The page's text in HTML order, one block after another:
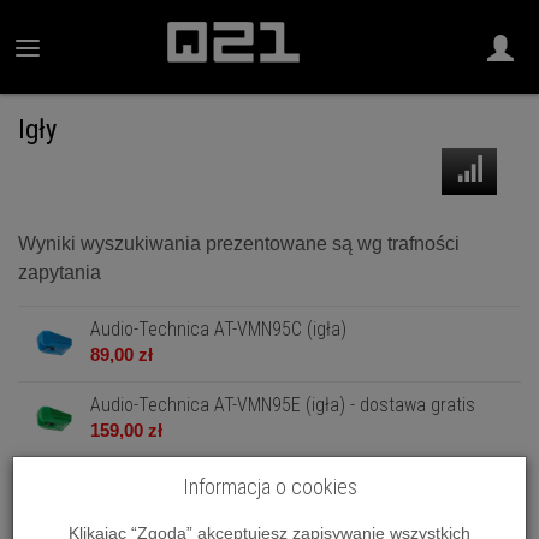
Igły
Wyniki wyszukiwania prezentowane są wg trafności
zapytania
Audio-Technica AT-VMN95C (igła)
89,00 zł
Audio-Technica AT-VMN95E (igła) - dostawa gratis
159,00 zł
Audio-Technica AT-VMN95EBK (igła) - dostawa gratis
Informacja o cookies
Klikając “Zgoda” akceptujesz zapisywanie wszystkich